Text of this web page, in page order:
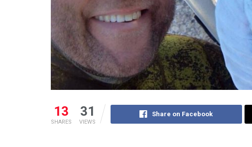
13
SHARES
31
VIEWS
Share on Facebook